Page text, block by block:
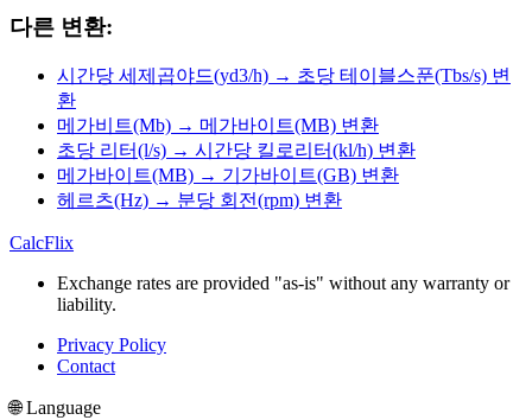
다른 변환:
시간당 세제곱야드(yd3/h) → 초당 테이블스푼(Tbs/s) 변
환
메가비트(Mb) → 메가바이트(MB) 변환
초당 리터(l/s) → 시간당 킬로리터(kl/h) 변환
메가바이트(MB) → 기가바이트(GB) 변환
헤르츠(Hz) → 분당 회전(rpm) 변환
CalcFlix
Exchange rates are provided "as-is" without any warranty or
liability.
Privacy Policy
Contact
🌐 Language